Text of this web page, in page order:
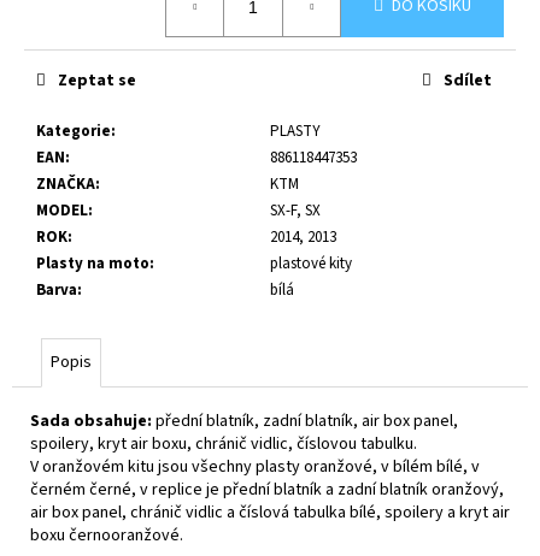
DO KOŠÍKU
Kategorie:
PLASTY
EAN:
886118447353
ZNAČKA:
KTM
MODEL:
SX-F, SX
ROK:
2014, 2013
Plasty na moto:
plastové kity
Barva: bílá
Zeptat se Sdílet
Popis
Sada obsahuje: přední blatník, zadní blatník, air box panel,
spoilery, kryt air boxu, chránič vidlic, číslovou tabulku.
V oranžovém kitu jsou všechny plasty oranžové, v bílém bílé, v
černém černé, v replice je přední blatník a zadní blatník oranžový,
air box panel, chránič vidlic a číslová tabulka bílé, spoilery a kryt air
boxu černooranžové.
j